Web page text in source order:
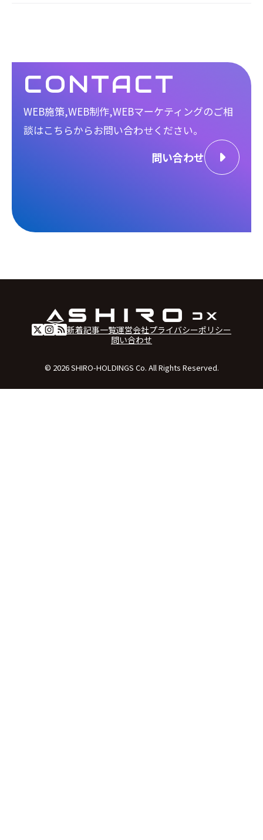
CONTACT
WEB施策,WEB制作,WEBマーケティングのご相
談はこちらからお問い合わせください。
問い合わせ
新着記事一覧運営会社プライバシーポリシー
問い合わせ
© 2026 SHIRO-HOLDINGS Co. All Rights Reserved.